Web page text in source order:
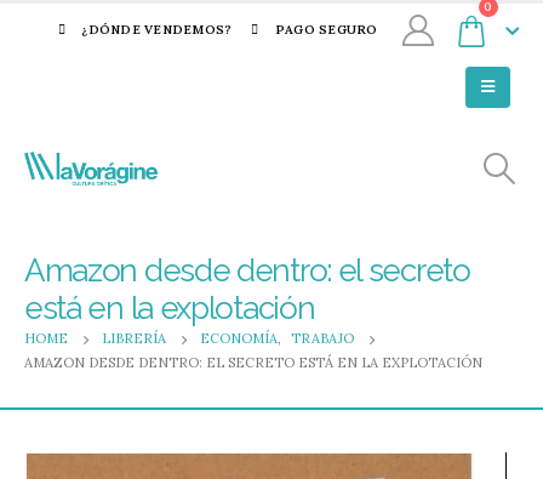
¿DÓNDE VENDEMOS? PAGO SEGURO
0
Amazon desde dentro: el secreto
está en la explotación
HOME LIBRERÍA ECONOMÍA,
TRABAJO
AMAZON DESDE DENTRO: EL SECRETO ESTÁ EN LA EXPLOTACIÓN